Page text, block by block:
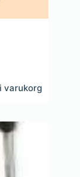
varukorg